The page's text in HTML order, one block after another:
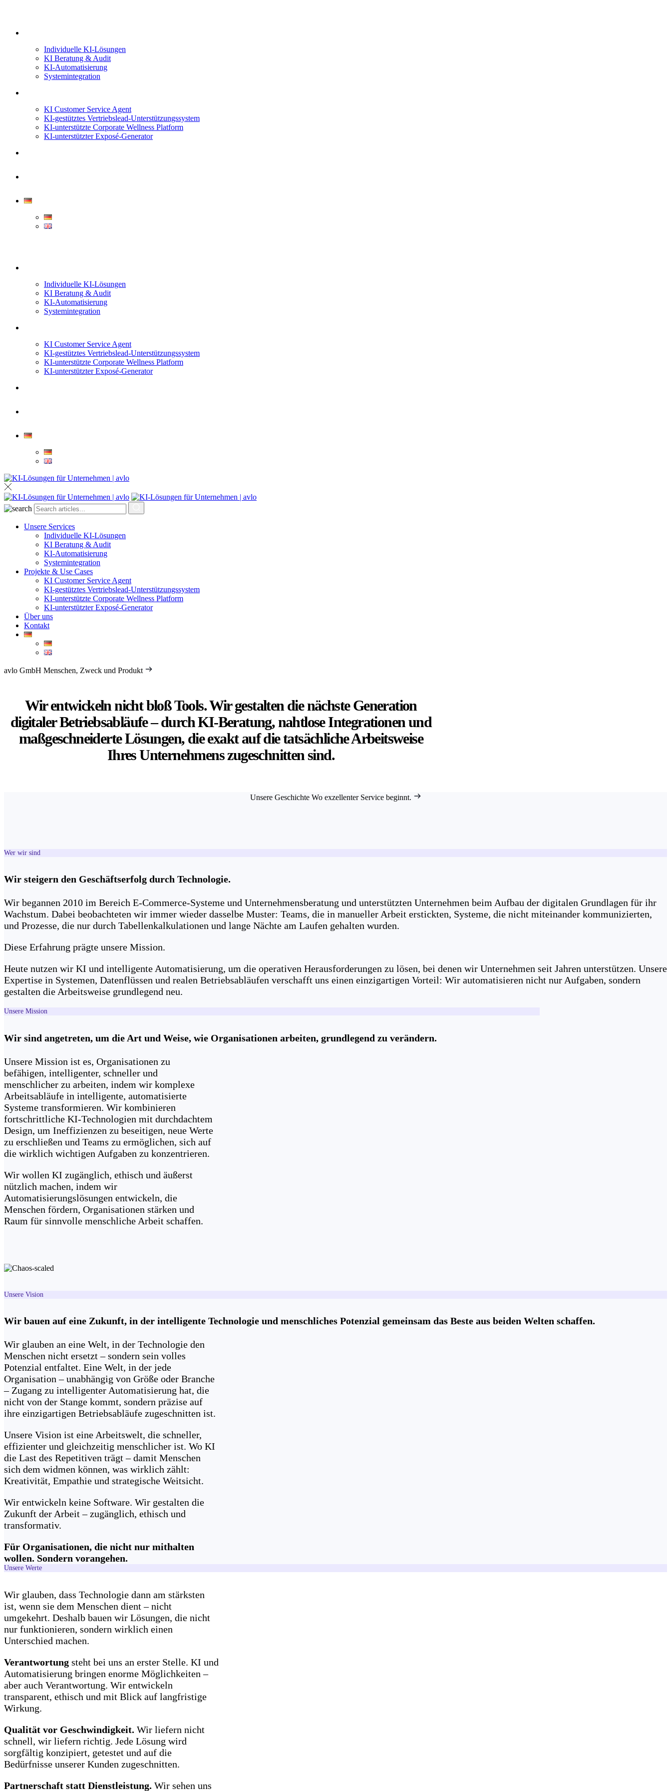
Individuelle KI-Lösungen
KI Beratung & Audit
KI-Automatisierung
Systemintegration
KI Customer Service Agent
KI-gestütztes Vertriebslead-Unterstützungssystem
KI-unterstützte Corporate Wellness Platform
KI-unterstützter Exposé-Generator
Individuelle KI-Lösungen
KI Beratung & Audit
KI-Automatisierung
Systemintegration
KI Customer Service Agent
KI-gestütztes Vertriebslead-Unterstützungssystem
KI-unterstützte Corporate Wellness Platform
KI-unterstützter Exposé-Generator
Unsere Services
Individuelle KI-Lösungen
KI Beratung & Audit
KI-Automatisierung
Systemintegration
Projekte & Use Cases
KI Customer Service Agent
KI-gestütztes Vertriebslead-Unterstützungssystem
KI-unterstützte Corporate Wellness Platform
KI-unterstützter Exposé-Generator
Über uns
Kontakt
avlo GmbH Menschen, Zweck und Produkt
Wir entwickeln nicht bloß Tools. Wir gestalten die nächste Generation
digitaler Betriebsabläufe – durch KI-Beratung, nahtlose Integrationen und
maßgeschneiderte Lösungen, die exakt auf die tatsächliche Arbeitsweise
Ihres Unternehmens zugeschnitten sind.
Unsere Geschichte Wo exzellenter Service beginnt.
Wer wir sind
Wir steigern den Geschäftserfolg durch Technologie.
Wir begannen 2010 im Bereich E-Commerce-Systeme und Unternehmensberatung und unterstützten Unternehmen beim Aufbau der digitalen Grundlagen für ihr
Wachstum. Dabei beobachteten wir immer wieder dasselbe Muster: Teams, die in manueller Arbeit erstickten, Systeme, die nicht miteinander kommunizierten,
und Prozesse, die nur durch Tabellenkalkulationen und lange Nächte am Laufen gehalten wurden.
Diese Erfahrung prägte unsere Mission.
Heute nutzen wir KI und intelligente Automatisierung, um die operativen Herausforderungen zu lösen, bei denen wir Unternehmen seit Jahren unterstützen. Unsere
Expertise in Systemen, Datenflüssen und realen Betriebsabläufen verschafft uns einen einzigartigen Vorteil: Wir automatisieren nicht nur Aufgaben, sondern
gestalten die Arbeitsweise grundlegend neu.
Unsere Mission
Wir sind angetreten, um die Art und Weise, wie Organisationen arbeiten, grundlegend zu verändern.
Unsere Mission ist es, Organisationen zu
befähigen, intelligenter, schneller und
menschlicher zu arbeiten, indem wir komplexe
Arbeitsabläufe in intelligente, automatisierte
Systeme transformieren. Wir kombinieren
fortschrittliche KI-Technologien mit durchdachtem
Design, um Ineffizienzen zu beseitigen, neue Werte
zu erschließen und Teams zu ermöglichen, sich auf
die wirklich wichtigen Aufgaben zu konzentrieren.
Wir wollen KI zugänglich, ethisch und äußerst
nützlich machen, indem wir
Automatisierungslösungen entwickeln, die
Menschen fördern, Organisationen stärken und
Raum für sinnvolle menschliche Arbeit schaffen.
Unsere Vision
Wir bauen auf eine Zukunft, in der intelligente Technologie und menschliches Potenzial gemeinsam das Beste aus beiden Welten schaffen.
Wir glauben an eine Welt, in der Technologie den
Menschen nicht ersetzt – sondern sein volles
Potenzial entfaltet. Eine Welt, in der jede
Organisation – unabhängig von Größe oder Branche
– Zugang zu intelligenter Automatisierung hat, die
nicht von der Stange kommt, sondern präzise auf
ihre einzigartigen Betriebsabläufe zugeschnitten ist.
Unsere Vision ist eine Arbeitswelt, die schneller,
effizienter und gleichzeitig menschlicher ist. Wo KI
die Last des Repetitiven trägt – damit Menschen
sich dem widmen können, was wirklich zählt:
Kreativität, Empathie und strategische Weitsicht.
Wir entwickeln keine Software. Wir gestalten die
Zukunft der Arbeit – zugänglich, ethisch und
transformativ.
Für Organisationen, die nicht nur mithalten
wollen. Sondern vorangehen.
Unsere Werte
Wir glauben, dass Technologie dann am stärksten
ist, wenn sie dem Menschen dient – nicht
umgekehrt. Deshalb bauen wir Lösungen, die nicht
nur funktionieren, sondern wirklich einen
Unterschied machen.
Verantwortung steht bei uns an erster Stelle. KI und
Automatisierung bringen enorme Möglichkeiten –
aber auch Verantwortung. Wir entwickeln
transparent, ethisch und mit Blick auf langfristige
Wirkung.
Qualität vor Geschwindigkeit. Wir liefern nicht
schnell, wir liefern richtig. Jede Lösung wird
sorgfältig konzipiert, getestet und auf die
Bedürfnisse unserer Kunden zugeschnitten.
Partnerschaft statt Dienstleistung. Wir sehen uns